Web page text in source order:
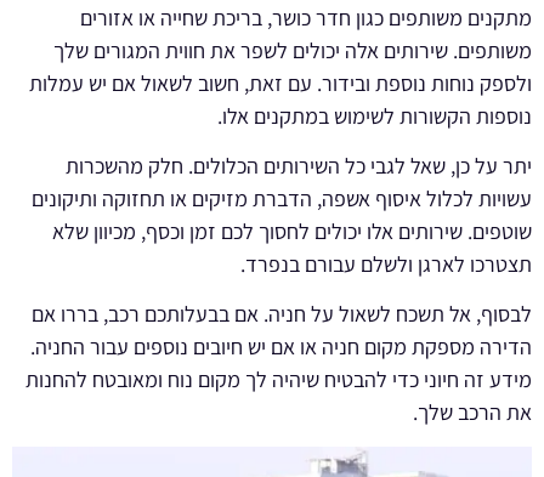
מתקנים משותפים כגון חדר כושר, בריכת שחייה או אזורים
משותפים. שירותים אלה יכולים לשפר את חווית המגורים שלך
ולספק נוחות נוספת ובידור. עם זאת, חשוב לשאול אם יש עמלות
נוספות הקשורות לשימוש במתקנים אלו.
יתר על כן, שאל לגבי כל השירותים הכלולים. חלק מהשכרות
עשויות לכלול איסוף אשפה, הדברת מזיקים או תחזוקה ותיקונים
שוטפים. שירותים אלו יכולים לחסוך לכם זמן וכסף, מכיוון שלא
תצטרכו לארגן ולשלם עבורם בנפרד.
לבסוף, אל תשכח לשאול על חניה. אם בבעלותכם רכב, בררו אם
הדירה מספקת מקום חניה או אם יש חיובים נוספים עבור החניה.
מידע זה חיוני כדי להבטיח שיהיה לך מקום נוח ומאובטח להחנות
את הרכב שלך.